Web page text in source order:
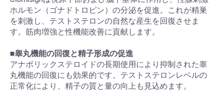
ホルモン（ゴナドトロピン）の分泌を促進。これが精巣
を刺激し、テストステロンの自然な産生を回復させま
す。筋肉増強と性機能改善に貢献します。
■睾丸機能の回復と精子形成の促進
アナボリックステロイドの長期使用により抑制された睾
丸機能の回復にも効果的です。テストステロンレベルの
正常化により、精子の質と量の向上も見込めます。